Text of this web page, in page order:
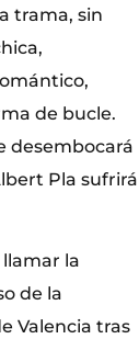
trama, sin
de bucle.
desembocará
Pla sufrirá
la
de la
Valencia tras